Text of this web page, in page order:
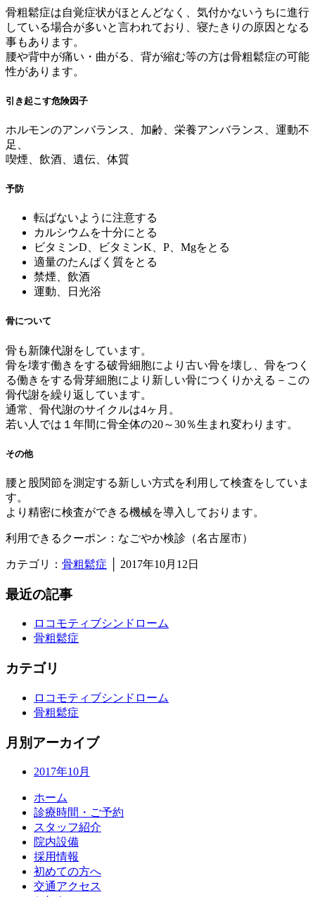
骨粗鬆症は自覚症状がほとんどなく、気付かないうちに進行
している場合が多いと言われており、寝たきりの原因となる
事もあります。
腰や背中が痛い・曲がる、背が縮む等の方は骨粗鬆症の可能
性があります。
引き起こす危険因子
ホルモンのアンバランス、加齢、栄養アンバランス、運動不
足、
喫煙、飲酒、遺伝、体質
予防
転ばないように注意する
カルシウムを十分にとる
ビタミンD、ビタミンK、P、Mgをとる
適量のたんぱく質をとる
禁煙、飲酒
運動、日光浴
骨について
骨も新陳代謝をしています。
骨を壊す働きをする破骨細胞により古い骨を壊し、骨をつく
る働きをする骨芽細胞により新しい骨につくりかえる－この
骨代謝を繰り返しています。
通常、骨代謝のサイクルは4ヶ月。
若い人では１年間に骨全体の20～30％生まれ変わります。
その他
腰と股関節を測定する新しい方式を利用して検査をしていま
す。
より精密に検査ができる機械を導入しております。
利用できるクーポン：なごやか検診（名古屋市）
カテゴリ： 骨粗鬆症 │ 2017年10月12日
最近の記事
ロコモティブシンドローム
骨粗鬆症
カテゴリ
ロコモティブシンドローム
骨粗鬆症
月別アーカイブ
2017年10月
ホーム
診療時間・ご予約
スタッフ紹介
院内設備
採用情報
初めての方へ
交通アクセス